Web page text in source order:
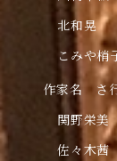
北和晃
こみや梢
作家名 さ
関野栄美
佐々木茜